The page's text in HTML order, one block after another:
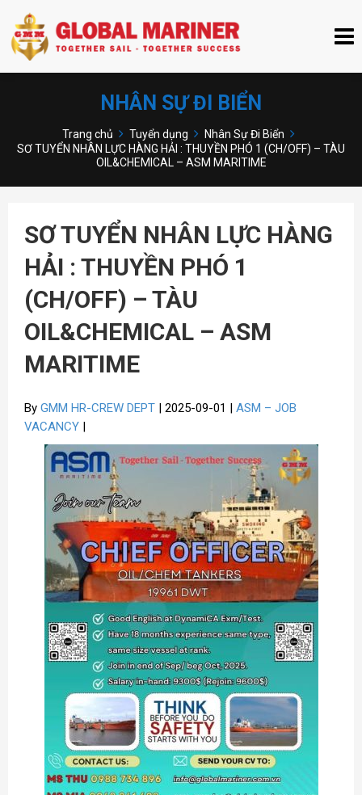
NHÂN SỰ ĐI BIỂN
Trang chủ Tuyển dụng
Nhân Sự Đi Biển
SƠ TUYỂN NHÂN LỰC HÀNG HẢI : THUYỀN PHÓ 1 (CH/OFF) – TÀU
OIL&CHEMICAL – ASM MARITIME
SƠ TUYỂN NHÂN LỰC HÀNG
HẢI : THUYỀN PHÓ 1
(CH/OFF) – TÀU
OIL&CHEMICAL – ASM
MARITIME
By GMM HR-CREW DEPT | 2025-09-01 | ASM – JOB
VACANCY |